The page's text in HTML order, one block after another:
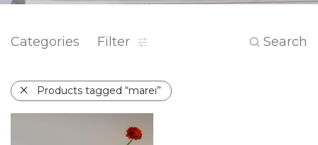
Categories Filter Search
Products tagged “marei”